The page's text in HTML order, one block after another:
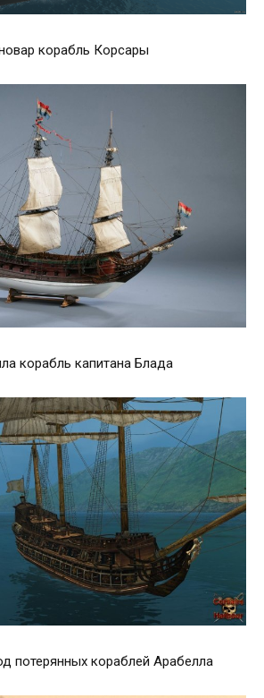
корабль Корсары
корабль капитана Блада
потерянных кораблей Арабелла